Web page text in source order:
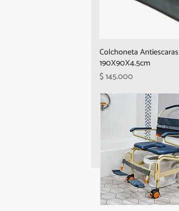
Colchoneta Antiescaras
190X90X4.5cm
Precio
$ 145.000